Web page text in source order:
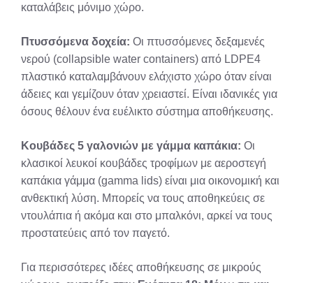
καταλάβεις μόνιμο χώρο.
Πτυσσόμενα δοχεία: Οι πτυσσόμενες δεξαμενές
νερού (collapsible water containers) από LDPE4
πλαστικό καταλαμβάνουν ελάχιστο χώρο όταν είναι
άδειες και γεμίζουν όταν χρειαστεί. Είναι ιδανικές για
όσους θέλουν ένα ευέλικτο σύστημα αποθήκευσης.
Κουβάδες 5 γαλονιών με γάμμα καπάκια: Οι
κλασικοί λευκοί κουβάδες τροφίμων με αεροστεγή
καπάκια γάμμα (gamma lids) είναι μια οικονομική και
ανθεκτική λύση. Μπορείς να τους αποθηκεύεις σε
ντουλάπια ή ακόμα και στο μπαλκόνι, αρκεί να τους
προστατεύεις από τον παγετό.
Για περισσότερες ιδέες αποθήκευσης σε μικρούς